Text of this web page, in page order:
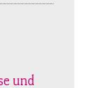
und